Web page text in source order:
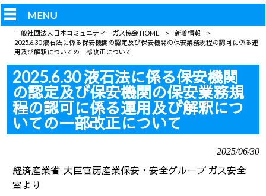
MENU
一般社団法人日本コミュニティーガス協会 HOME > 新着情報
>
2025.6.30 液石法に係る保安機関の認定及び保安機関の保安業務規程の認可に係る運
用及び解釈についての一部改正について
2025.6.30 液石法に係る保安機関
の認定及び保安機関の保安業務規
程の認可に係る運用及び解釈につ
いての一部改正について
2025/06/30
経済産業省 大臣官房産業保安・安全グループ ガス安全
室より